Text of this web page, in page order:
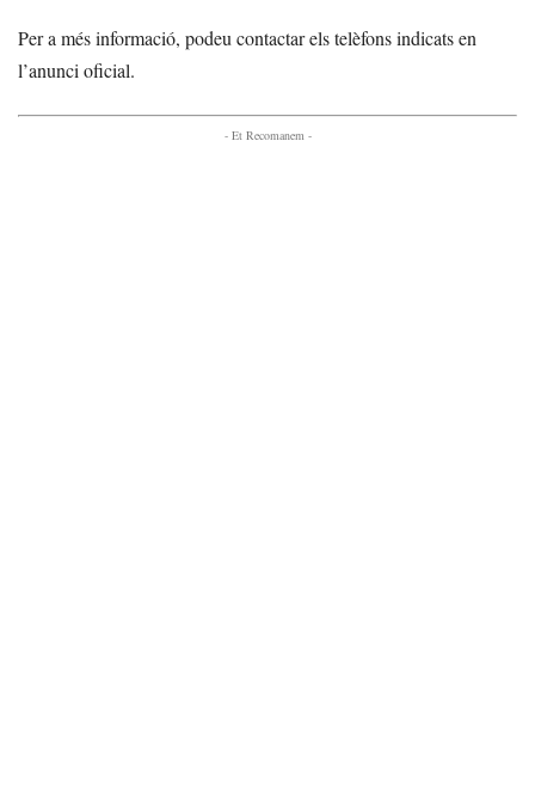
Per a més informació, podeu contactar els telèfons indicats en
l’anunci oficial.
- Et Recomanem -